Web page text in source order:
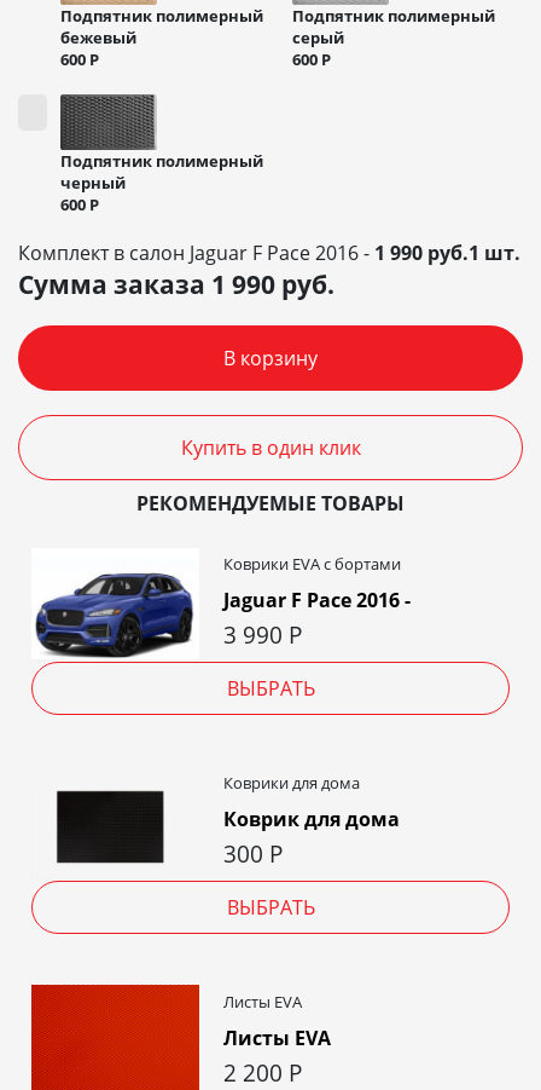
Подпятник полимерный
бежевый
600 Р
Подпятник полимерный
серый
600 Р
Подпятник полимерный
черный
600 Р
Комплект в салон Jaguar F Pace 2016 - 1 990 руб.1 шт.
Сумма заказа 1 990 руб.
В корзину
Купить в один клик
РЕКОМЕНДУЕМЫЕ ТОВАРЫ
Коврики EVA c бортами
Jaguar F Pace 2016 -
3 990 Р
ВЫБРАТЬ
Коврики для дома
Коврик для дома
300 Р
ВЫБРАТЬ
Листы EVA
Листы EVA
2 200 Р